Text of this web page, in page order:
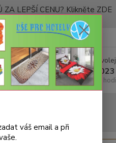
LEPŠÍ CENU? Klikněte ZDE
Nevíte si rady?
+420 773 794 023
Pondělí-pátek 9-16
barevné
váš email a při